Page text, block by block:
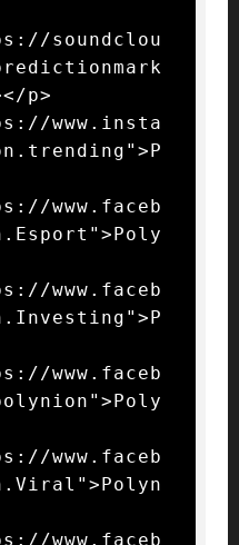
soundclou
p>
www.insta
www.faceb
www.faceb
www.faceb
www.faceb
www.faceb